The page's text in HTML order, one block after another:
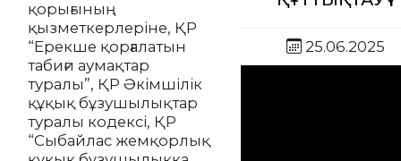
қорығының
қызметкерлеріне, ҚР
“Ерекше қорғалатын
табиғи аумақтар
туралы”, ҚР Әкімшілік
құқық бұзушылықтар
туралы кодексі, ҚР
“Сыбайлас жемқорлық
25.06.2025